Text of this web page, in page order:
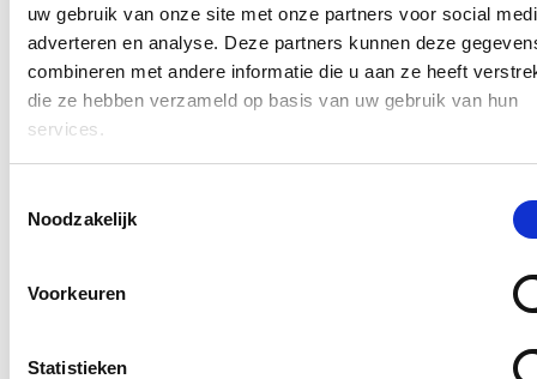
uw gebruik van onze site met onze partners voor social
adverteren en analyse. Deze partners kunnen deze
combineren met andere informatie die u aan ze heeft
die ze hebben verzameld op basis van uw gebruik van hun
services.
Noodzakelijk
Voorkeuren
Statistieken